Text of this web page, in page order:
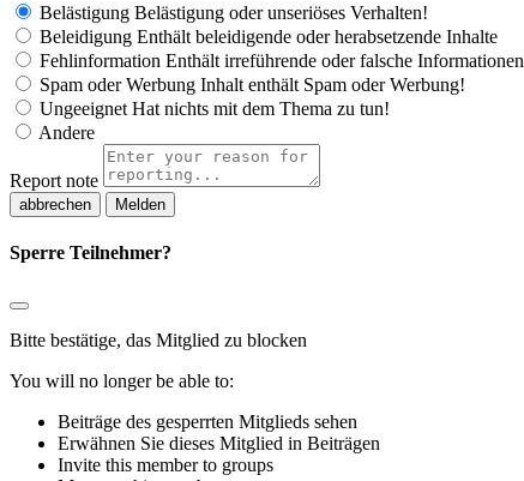
Belästigung Belästigung oder unseriöses Verhalten!
Beleidigung Enthält beleidigende oder herabsetzende Inhalte
Fehlinformation Enthält irreführende oder falsche Informationen
Spam oder Werbung Inhalt enthält Spam oder Werbung!
Ungeeignet Hat nichts mit dem Thema zu tun!
Andere
Report note
Melden
Sperre Teilnehmer?
Bitte bestätige, das Mitglied zu blocken
You will no longer be able to:
Beiträge des gesperrten Mitglieds sehen
Erwähnen Sie dieses Mitglied in Beiträgen
Invite this member to groups